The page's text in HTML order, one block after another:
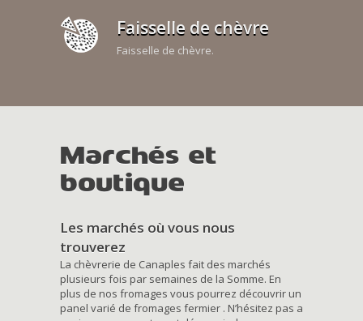
Faisselle de chèvre
Faisselle de chèvre.
Marchés et
boutique
Les marchés où vous nous
trouverez
La chèvrerie de Canaples fait des marchés
plusieurs fois par semaines de la Somme. En
plus de nos fromages vous pourrez découvrir un
panel varié de fromages fermier . N’hésitez pas a